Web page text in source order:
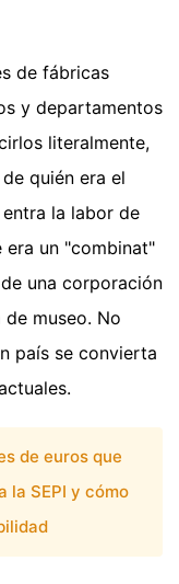
de fábricas
y departamentos
literalmente,
quién era el
la labor de
era un "combinat"
una corporación
museo. No
país se convierta
de euros que
la SEPI y cómo